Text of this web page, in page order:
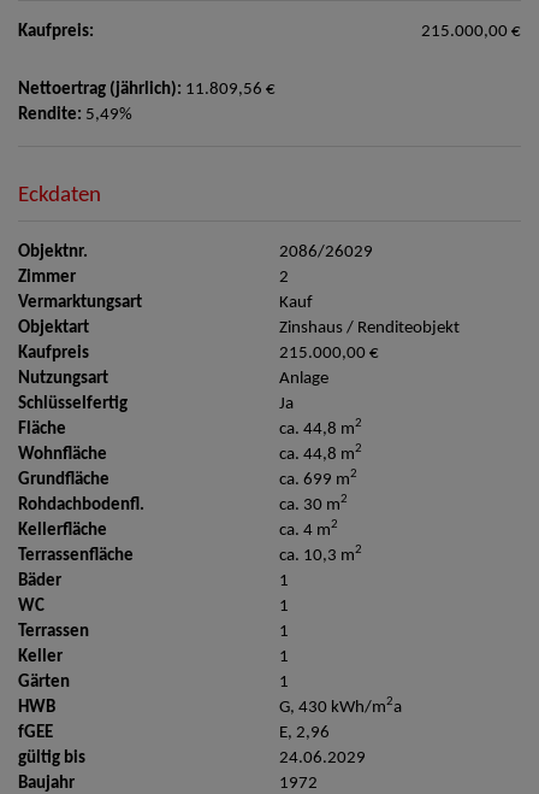
Kaufpreis: 215.000,00 €
Nettoertrag (jährlich): 11.809,56 €
Rendite: 5,49%
Eckdaten
Objektnr.
2086/26029
Zimmer
2
Vermarktungsart
Kauf
Objektart
Zinshaus / Renditeobjekt
Kaufpreis
215.000,00 €
Nutzungsart
Anlage
Schlüsselfertig
Ja
Fläche
ca. 44,8 m2
Wohnfläche ca. 44,8 m2
Grundfläche ca. 699 m2
Rohdachbodenfl. ca. 30 m2
Kellerfläche ca. 4 m2
Terrassenfläche ca. 10,3 m2
Bäder
1
WC
1
Terrassen
1
Keller
1
Gärten
1
HWB
G, 430 kWh/m2a
fGEE
E, 2,96
gültig bis
24.06.2029
Baujahr
1972